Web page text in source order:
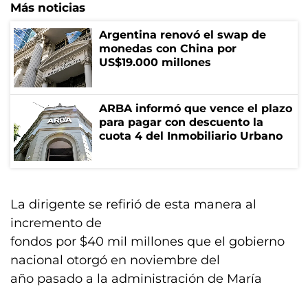
Más noticias
Argentina renovó el swap de
monedas con China por
US$19.000 millones
ARBA informó que vence el plazo
para pagar con descuento la
cuota 4 del Inmobiliario Urbano
La dirigente se refirió de esta manera al
incremento de
fondos por $40 mil millones que el gobierno
nacional otorgó en noviembre del
año pasado a la administración de María